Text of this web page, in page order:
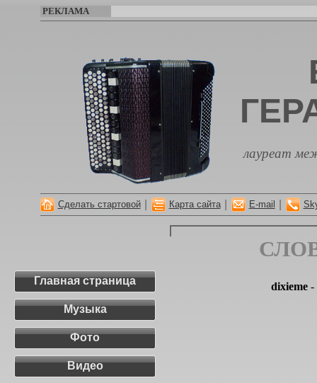
РЕКЛАМА
лауреат
Сделать стартовой Карта сайта E-mail
Главная страница
Музыка
Фото
Видео
dixieme-